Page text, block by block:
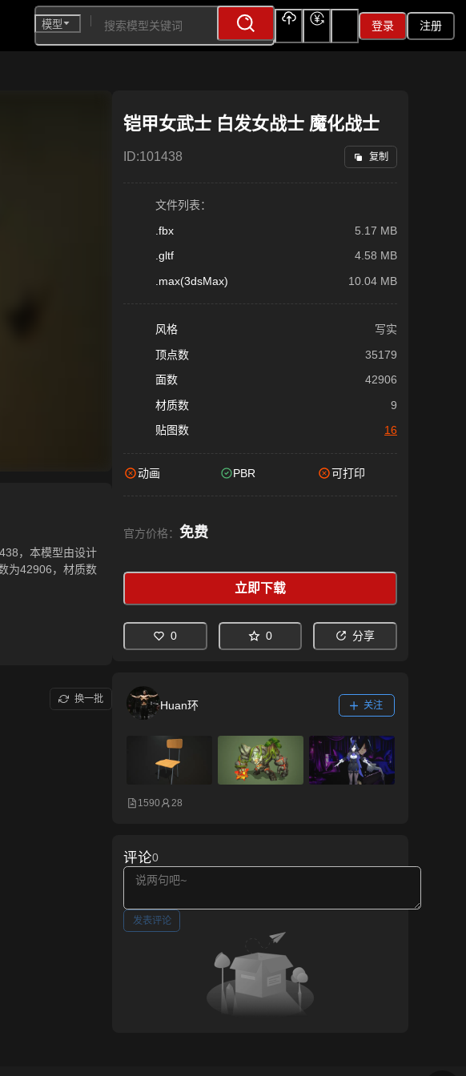
模型
登录 注册
，本模型由设计
为42906，材质数
换一批
铠甲女武士 白发女战士 魔化战士
ID:101438 复制
文件列表：
.fbx
5.17 MB
.gltf
4.58 MB
.max(3dsMax)
10.04 MB
风格
写实
顶点数
35179
面数
42906
材质数
9
贴图数
16
动画 PBR 可打印
官方价格： 免费
立即下载
0 0 分享
Huan环 关注
1590 28
评论0
发表评论